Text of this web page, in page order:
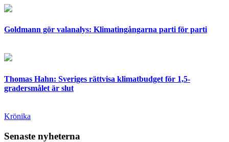
Goldmann gör valanalys: Klimatingångarna parti för parti
Thomas Hahn: Sveriges rättvisa klimatbudget för 1,5-
gradersmålet är slut
Krönika
Senaste nyheterna